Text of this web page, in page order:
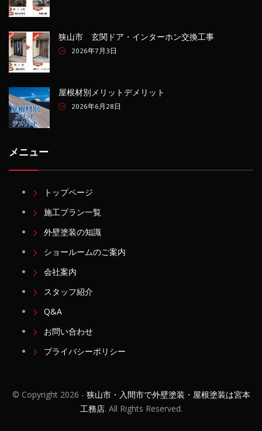
狭山市 玄関ドア・インターホン交換工事
2026年7月3日
屋根材別メリットデメリット
2026年6月28日
メニュー
トップページ
施工プラン一覧
外壁塗装の知識
ショールームのご案内
会社案内
スタッフ紹介
Q&A
お問い合わせ
プライバシーポリシー
© Copyright2026 - 狭山市・入間市で外壁塗装・屋根塗装は宮本
工務店. All Rights Reserved.